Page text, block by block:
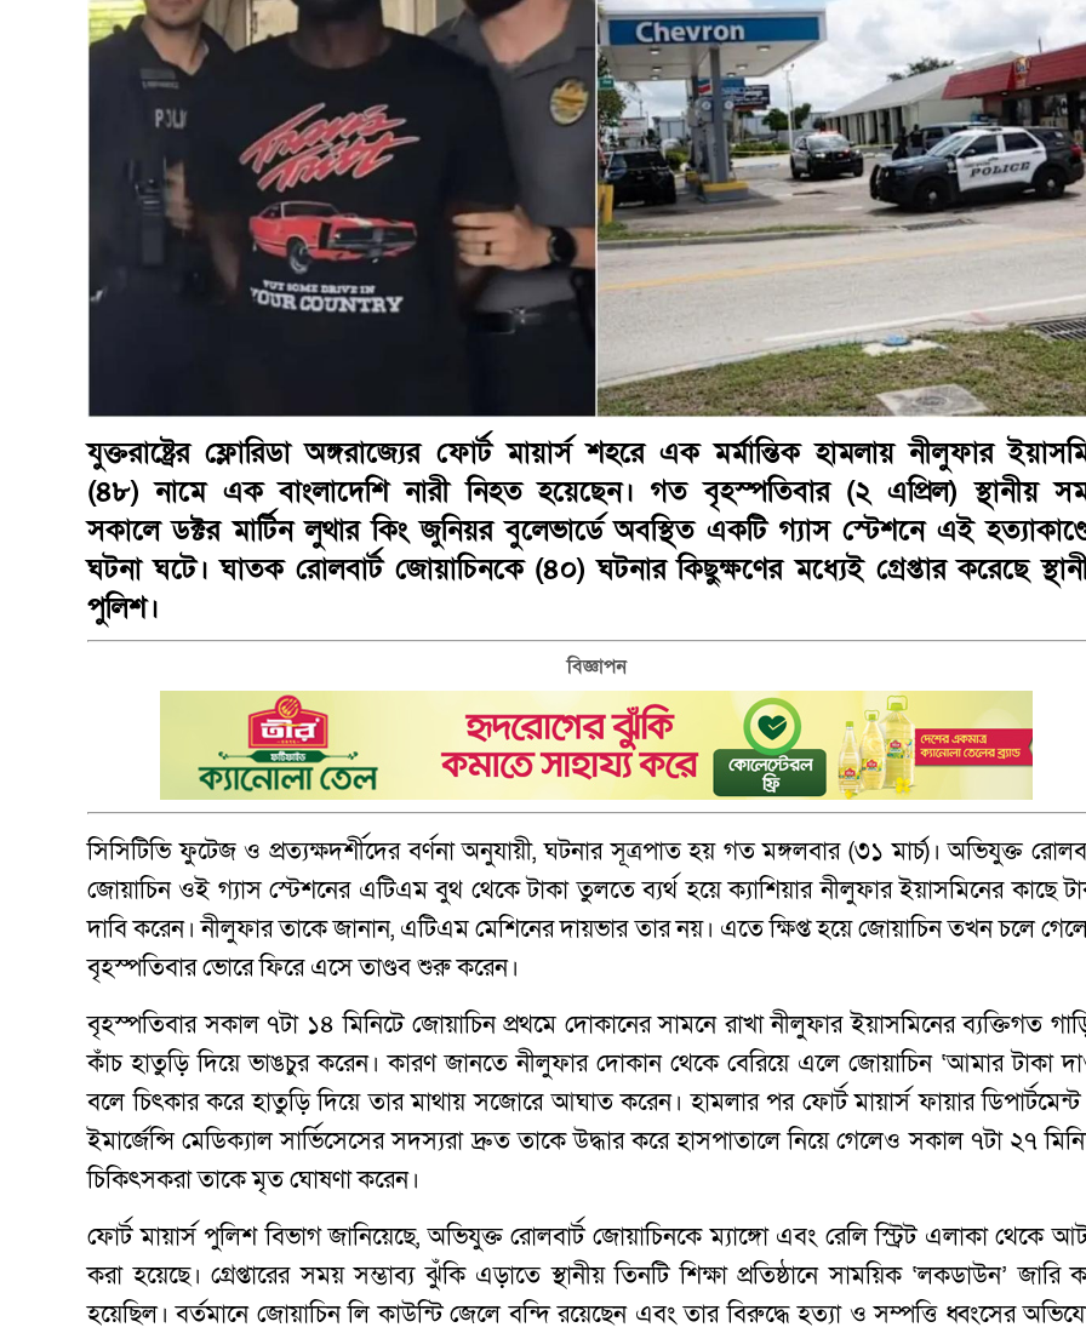
যুক্তরাষ্ট্রের ফ্লোরিডা অঙ্গরাজ্যের ফোর্ট মায়ার্স শহরে এক মর্মান্তিক হামলায় নীলুফার
(৪৮) নামে এক বাংলাদেশি নারী নিহত হয়েছেন। গত বৃহস্পতিবার (২ এপ্রিল) স্থানীয়
সকালে ডক্টর মার্টিন লুথার কিং জুনিয়র বুলেভার্ডে অবস্থিত একটি গ্যাস স্টেশনে এই
ঘটনা ঘটে। ঘাতক রোলবার্ট জোয়াচিনকে (৪০) ঘটনার কিছুক্ষণের মধ্যেই গ্রেপ্তার করেছে
পুলিশ।
বিজ্ঞাপন
সিসিটিভি ফুটেজ ও প্রত্যক্ষদর্শীদের বর্ণনা অনুযায়ী, ঘটনার সূত্রপাত হয় গত মঙ্গলবার (৩১ মার্চ)। অভিযুক্ত
জোয়াচিন ওই গ্যাস স্টেশনের এটিএম বুথ থেকে টাকা তুলতে ব্যর্থ হয়ে ক্যাশিয়ার নীলুফার ইয়াসমিনের কাছে
দাবি করেন। নীলুফার তাকে জানান, এটিএম মেশিনের দায়ভার তার নয়। এতে ক্ষিপ্ত হয়ে জোয়াচিন তখন চলে
বৃহস্পতিবার ভোরে ফিরে এসে তাণ্ডব শুরু করেন।
বৃহস্পতিবার সকাল ৭টা ১৪ মিনিটে জোয়াচিন প্রথমে দোকানের সামনে রাখা নীলুফার ইয়াসমিনের ব্যক্তিগত
কাঁচ হাতুড়ি দিয়ে ভাঙচুর করেন। কারণ জানতে নীলুফার দোকান থেকে বেরিয়ে এলে জোয়াচিন ‘আমার টাকা
বলে চিৎকার করে হাতুড়ি দিয়ে তার মাথায় সজোরে আঘাত করেন। হামলার পর ফোর্ট মায়ার্স ফায়ার
ইমার্জেন্সি মেডিক্যাল সার্ভিসেসের সদস্যরা দ্রুত তাকে উদ্ধার করে হাসপাতালে নিয়ে গেলেও সকাল ৭টা ২৭
চিকিৎসকরা তাকে মৃত ঘোষণা করেন।
ফোর্ট মায়ার্স পুলিশ বিভাগ জানিয়েছে, অভিযুক্ত রোলবার্ট জোয়াচিনকে ম্যাঙ্গো এবং রেলি স্ট্রিট এলাকা থেকে
করা হয়েছে। গ্রেপ্তারের সময় সম্ভাব্য ঝুঁকি এড়াতে স্থানীয় তিনটি শিক্ষা প্রতিষ্ঠানে সাময়িক ‘লকডাউন’ জারি
হয়েছিল। বর্তমানে জোয়াচিন লি কাউন্টি জেলে বন্দি রয়েছেন এবং তার বিরুদ্ধে হত্যা ও সম্পত্তি ধ্বংসের